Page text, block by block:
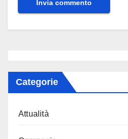
Categorie
Attualità